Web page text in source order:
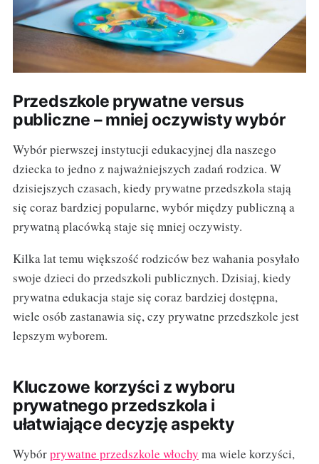
Przedszkole prywatne versus
publiczne – mniej oczywisty wybór
Wybór pierwszej instytucji edukacyjnej dla naszego
dziecka to jedno z najważniejszych zadań rodzica. W
dzisiejszych czasach, kiedy prywatne przedszkola stają
się coraz bardziej popularne, wybór między publiczną a
prywatną placówką staje się mniej oczywisty.
Kilka lat temu większość rodziców bez wahania posyłało
swoje dzieci do przedszkoli publicznych. Dzisiaj, kiedy
prywatna edukacja staje się coraz bardziej dostępna,
wiele osób zastanawia się, czy prywatne przedszkole jest
lepszym wyborem.
Kluczowe korzyści z wyboru
prywatnego przedszkola i
ułatwiające decyzję aspekty
Wybórprywatne przedszkole włochy ma wiele korzyści,